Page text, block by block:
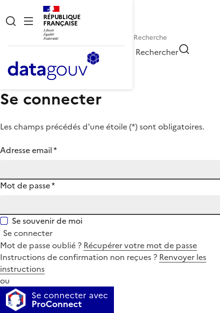
RÉPUBLIQUE
FRANÇAISE
Rechercher
Se connecter
Les champs précédés d'une étoile (*) sont obligatoires.
Adresse email*
Mot de passe*
Se souvenir de moi
Se connecter
Mot de passe oublié ? Récupérer votre mot de passe
Instructions de confirmation non reçues ? Renvoyer les
instructions
ou
Se connecter avec
ProConnect